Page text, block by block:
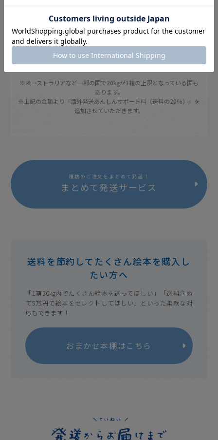
月刊絵本
1冊あたり送料目安
¥69
※オーストラリアなど一部の国で20kgが1箱の上限となっている国も
あります。
※上記の金額より「海外発送あんしんサポート料（送料の20％）」を
追加させていただきます。
複数のご注文をまとめて発送！
まとめて発送サービス
送料を節約してたくさん絵本を購入し
たい方へ
「1箱30kg内でたくさん絵本を送ってほしい」
「送料含め
て5万円で絵本をセレクトしてほしい」といった柔軟な対
応もできます！
おまかせ本棚はこちら